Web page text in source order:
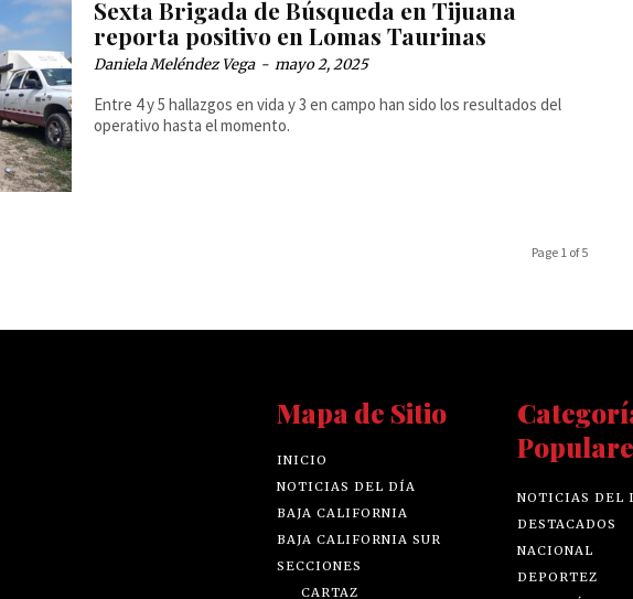
Sexta Brigada de Búsqueda en Tijuana
reporta positivo en Lomas Taurinas
Daniela Meléndez Vega - mayo 2, 2025
Entre 4 y 5 hallazgos en vida y 3 en campo han sido los resultados del
operativo hasta el momento.
Page 1 of 5
Mapa de Sitio
INICIO
NOTICIAS DEL DÍA
BAJA CALIFORNIA
BAJA CALIFORNIA SUR
SECCIONES
CARTAZ
NOTICIAS DEL
DESTACADOS
NACIONAL
DEPORTEZ